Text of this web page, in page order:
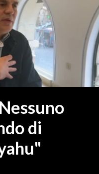
di